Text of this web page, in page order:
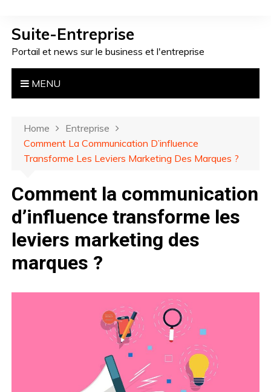
Suite-Entreprise
Portail et news sur le business et l'entreprise
MENU
Home
Entreprise
Comment La Communication D’influence
Transforme Les Leviers Marketing Des Marques ?
Comment la communication
d’influence transforme les
leviers marketing des
marques ?